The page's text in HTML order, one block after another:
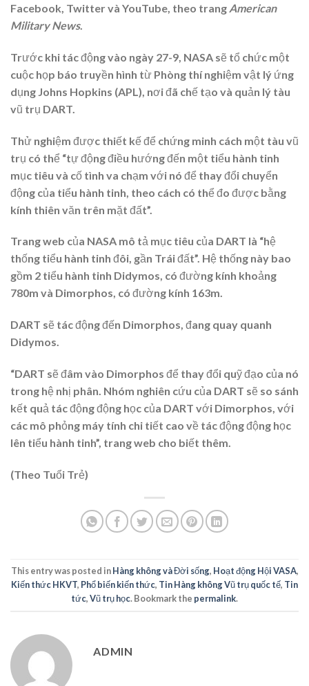
Facebook, Twitter và YouTube, theo trang American
Military News.
Trước khi tác động vào ngày 27-9, NASA sẽ tổ chức một
cuộc họp báo truyền hình từ Phòng thí nghiệm vật lý ứng
dụng Johns Hopkins (APL), nơi đã chế tạo và quản lý tàu
vũ trụ DART.
Thử nghiệm được thiết kế để chứng minh cách một tàu vũ
trụ có thể “tự động điều hướng đến một tiểu hành tinh
mục tiêu và cố tình va chạm với nó để thay đổi chuyển
động của tiểu hành tinh, theo cách có thể đo được bằng
kính thiên văn trên mặt đất”.
Trang web của NASA mô tả mục tiêu của DART là “hệ
thống tiểu hành tinh đôi, gần Trái đất”. Hệ thống này bao
gồm 2 tiểu hành tinh Didymos, có đường kính khoảng
780m và Dimorphos, có đường kính 163m.
DART sẽ tác động đến Dimorphos, đang quay quanh
Didymos.
“DART sẽ đâm vào Dimorphos để thay đổi quỹ đạo của nó
trong hệ nhị phân. Nhóm nghiên cứu của DART sẽ so sánh
kết quả tác động động học của DART với Dimorphos, với
các mô phỏng máy tính chi tiết cao về tác động động học
lên tiểu hành tinh”, trang web cho biết thêm.
(Theo Tuổi Trẻ)
This entry was posted inHàng không và Đời sống, Hoạt động Hội VASA,
Kiến thức HKVT, Phổ biến kiến thức, Tin Hàng không Vũ trụ quốc tế, Tin
tức,Vũ trụ học. Bookmark the permalink.
ADMIN